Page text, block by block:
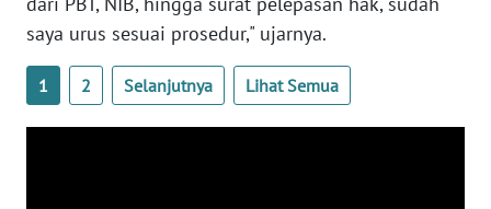
saya urus sesuai prosedur," ujarnya.
1 2 Selanjutnya Lihat Semua
WN
LAMPUNG
WN